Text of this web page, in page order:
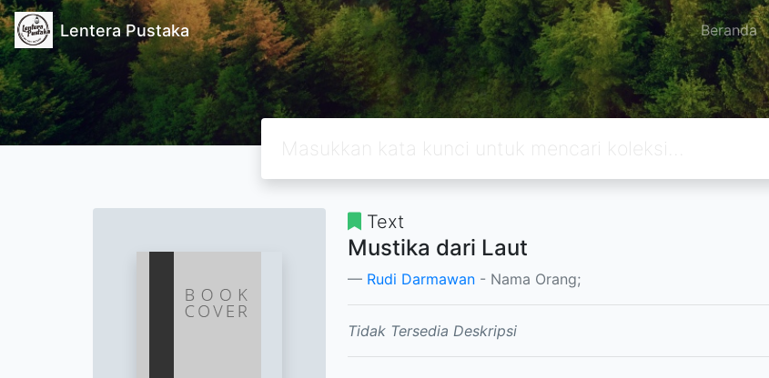
Lentera Pustaka Beranda
Text
Mustika dari Laut
Rudi Darmawan - Nama Orang;
Tidak Tersedia Deskripsi